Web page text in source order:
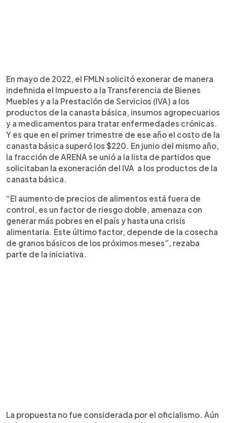
En mayo de 2022, el FMLN solicitó exonerar de manera
indefinida el Impuesto a la Transferencia de Bienes
Muebles y a la Prestación de Servicios (IVA) a los
productos de la canasta básica, insumos agropecuarios
y a medicamentos para tratar enfermedades crónicas.
Y es que en el primer trimestre de ese año el costo de la
canasta básica superó los $220. En junio del mismo año,
la fracción de ARENA se unió a la lista de partidos que
solicitaban la exoneración del IVA a los productos de la
canasta básica.
“El aumento de precios de alimentos está fuera de
control, es un factor de riesgo doble, amenaza con
generar más pobres en el país y hasta una crisis
alimentaria. Este último factor, depende de la cosecha
de granos básicos de los próximos meses”, rezaba
parte de la iniciativa.
La propuesta no fue considerada por el oficialismo. Aún